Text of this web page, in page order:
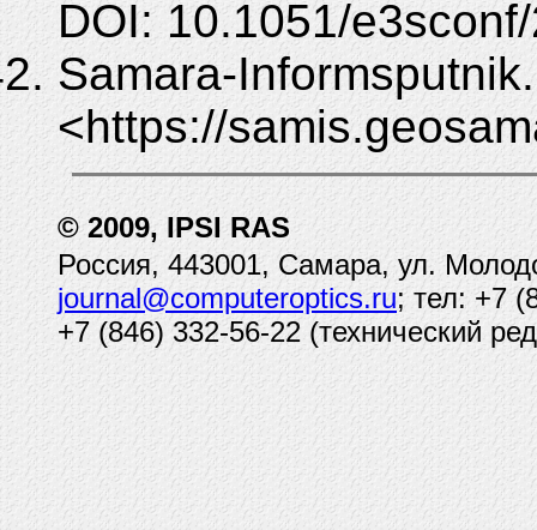
DOI: 10.1051/
Samara-
<https://
© 2009, IPSI RAS
Россия, 443001, Самара, ул.
journal@computeroptics.ru; тел: +7
+7 (846) 332-56-22 (технический